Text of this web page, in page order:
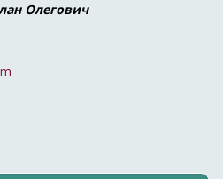
Олегович